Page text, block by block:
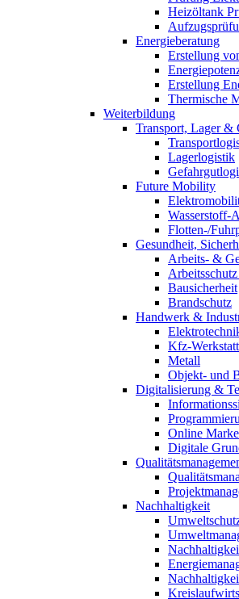
Heizöltank
Energieberatung
Erstellung
Erstellung
Thermische
Weiterbildung
Transport, Lager &
Lagerlogistik
Future Mobility
Wasserstoff-
Flotten-/
Gesundheit,
Arbeits- &
Bausicherheit
Brandschutz
Handwerk &
Kfz-Werkstatt
Metall
Objekt- und
Digitalisierung &
Online
Digitale
Nachhaltigkeit